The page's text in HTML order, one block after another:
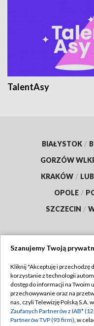
TalentAsy
BIAŁYSTOK /
GORZÓW
KRAKÓW /
OPOLE /
SZCZECIN /
Abonament TVP
Emisja w TVP
Szanujemy Twoją
Kliknij "Akceptuję i przechodzę
korzystanie z technologii
dostęp do informacji na Twoim
przechowywanie oraz na
nas, czyli Telewizję Polską S.A.
Zaufanych Partnerów z IAB*
Partnerów TVP (93 firm), w